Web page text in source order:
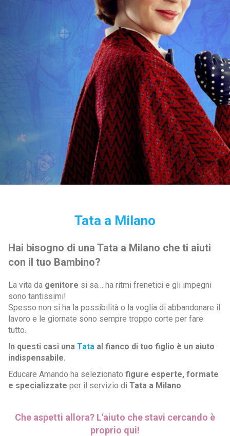
Tata a Milano
Hai bisogno di una Tata a Milano che ti aiuti
con il tuo Bambino?
La vita da genitore si sa… ha ritmi frenetici e gli impegni
sono tantissimi!
Spesso non si ha la possibilità o la voglia di abbandonare il
lavoro e le giornate sono sempre troppo corte per fare
tutto.
In questi casi una Tata al fianco di tuo figlio è un aiuto
indispensabile.
Educare Amando ha selezionato figure esperte, formate
e specializzate per il servizio di Tata a Milano
Che aspetti allora? L'aiuto che stavi cercando è
proprio qui!